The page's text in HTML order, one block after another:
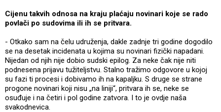
Cijenu takvih odnosa na kraju plaćaju novinari koje se rado
povlači po sudovima ili ih se pritvara.
- Otkako sam na čelu udruženja, dakle zadnje tri godine dogodilo
se na desetak incidenata u kojima su novinari fizički napadani.
Nijedan od njih nije dobio sudski epilog. Za neke čak nije niti
podnesena prijavu tužiteljstvu. Stalno tražimo odgovore u kojoj
su fazi ti procesi i dobivamo ih na kapaljku. S druge se strane
progone novinari koji nisu „na liniji“, pritvara ih se, neke se
osuđuje i na četiri i pol godine zatvora. I to je ovdje naša
svakodnevica.